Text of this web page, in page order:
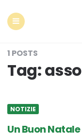
1 POSTS
Tag:
NOTIZIE
Un Buon